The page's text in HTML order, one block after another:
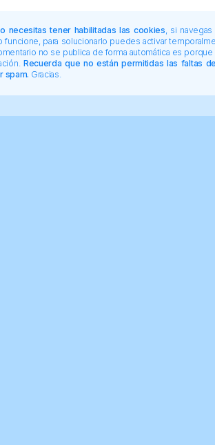
necesitas tener habilitadas las cookies , si
para solucionarlo puedes activar
no se publica de forma automática es
Recuerda que no están permitidas las faltas
spam. Gracias.